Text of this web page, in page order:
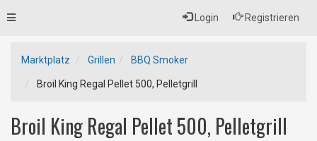
Login Registrieren
Toggle
Marktplatz Grillen BBQ Smoker
Broil King Regal Pellet 500, Pelletgrill
Broil King Regal Pellet 500, Pelletgrill